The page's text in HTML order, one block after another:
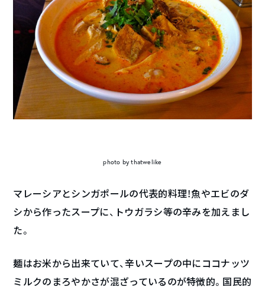
photo by thatwelike
マレーシアとシンガポールの代表的料理！魚やエビのダ
シから作ったスープに、トウガラシ等の辛みを加えまし
た。
麺はお米から出来ていて、辛いスープの中にココナッツ
ミルクのまろやかさが混ざっているのが特徴的。国民的